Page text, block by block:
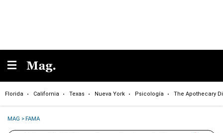
Florida California Texas Nueva York Psicología The Apothecary
MAG >FAMA